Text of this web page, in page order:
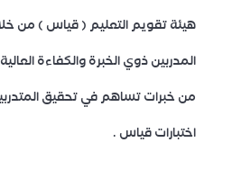
هيئة تقويم التعليم ( قياس ) من
المدربين ذوي الخبرة والكفاءة
من خبرات تساهم في تحقيق
اختبارات قياس .